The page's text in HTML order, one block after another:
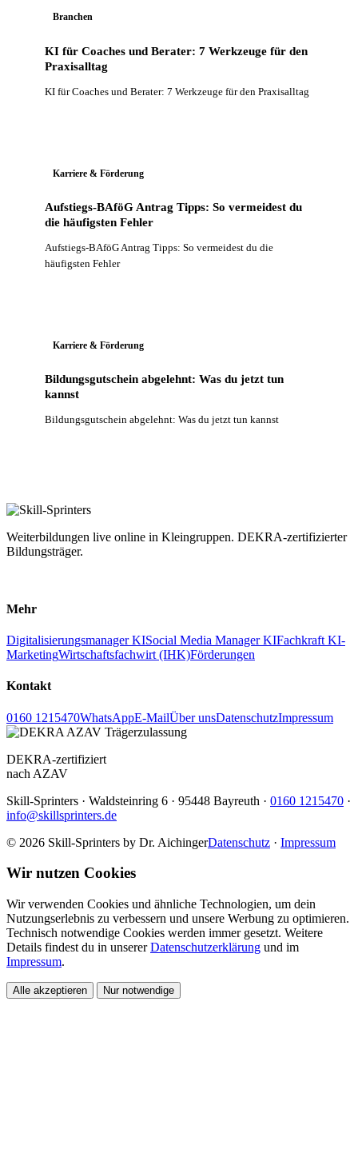
Branchen
KI für Coaches und Berater: 7 Werkzeuge für den
Praxisalltag
KI für Coaches und Berater: 7 Werkzeuge für den Praxisalltag
Karriere & Förderung
Aufstiegs-BAföG Antrag Tipps: So vermeidest du
die häufigsten Fehler
Aufstiegs-BAföG Antrag Tipps: So vermeidest du die
häufigsten Fehler
Karriere & Förderung
Bildungsgutschein abgelehnt: Was du jetzt tun
kannst
Bildungsgutschein abgelehnt: Was du jetzt tun kannst
Weiterbildungen live online in Kleingruppen. DEKRA-zertifizierter
Bildungsträger.
Mehr
Digitalisierungsmanager KISocial Media Manager KIFachkraft KI-
MarketingWirtschaftsfachwirt (IHK)Förderungen
Kontakt
0160 1215470WhatsAppE-MailÜber unsDatenschutzImpressum
DEKRA-zertifiziert
nach AZAV
Skill-Sprinters · Waldsteinring 6 · 95448 Bayreuth · 0160 1215470 ·
info@skillsprinters.de
© 2026 Skill-Sprinters by Dr. AichingerDatenschutz · Impressum
Wir nutzen Cookies
Wir verwenden Cookies und ähnliche Technologien, um dein
Nutzungserlebnis zu verbessern und unsere Werbung zu optimieren.
Technisch notwendige Cookies werden immer gesetzt. Weitere
Details findest du in unsererDatenschutzerklärung und im
Impressum.
Alle akzeptieren Nur notwendige